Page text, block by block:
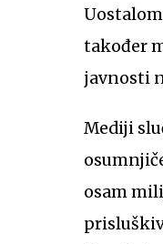
također
javnosti
Mediji
osam